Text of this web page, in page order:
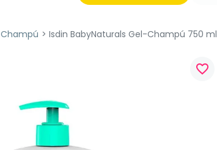
Champú Isdin BabyNaturals Gel-Champú 750 ml
favorite_border